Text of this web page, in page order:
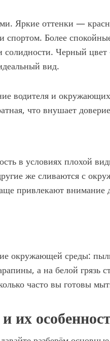
Яркие оттенки —
спортом. Более
Черный цвет
вид.
водителя и
что внушает
в условиях плохой
же сливаются с
привлекают внимание
окружающей среды:
а на белой грязь
часто вы готовы
их